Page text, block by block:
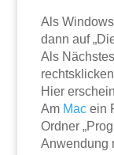
Als
dann auf
Als
Hier
Am Mac ein
Ordner
Anwendung